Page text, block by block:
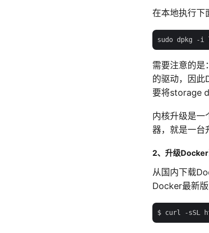
在本地执行下
需要注意的
的驱动，因
要将storage
内核升级是一
器，就是一台
2、升级
从国内下载
Docker最新版